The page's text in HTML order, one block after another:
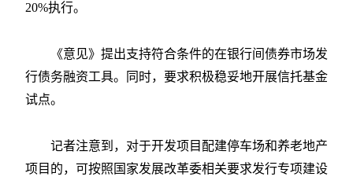
20%执行。
《意见》提出支持符合条件的在银行间债券市场发
行债务融资工具。同时，要求积极稳妥地开展信托基金
试点。
记者注意到，对于开发项目配建停车场和养老地产
项目的，可按照国家发展改革委相关要求发行专项建设